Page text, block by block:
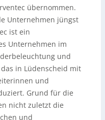
übernommen.
Unternehmen jüngst
ist ein
Unternehmen im
und
in Lüdenscheid mit
und
Grund für die
nicht zuletzt die
und